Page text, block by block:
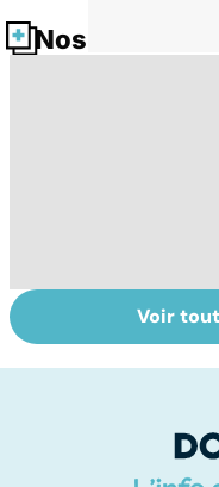
Nos fiches
HPV : tout savoir
sur les
Voir